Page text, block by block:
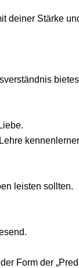
deiner Stärke
leisten sollten.
Form der